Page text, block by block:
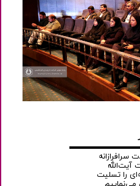
سرافرازانه
آیت‌الله
را تسلیت